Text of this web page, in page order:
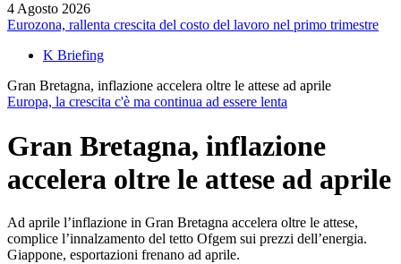
4 Agosto 2026
Eurozona, rallenta crescita del costo del lavoro nel primo trimestre
K Briefing
Gran Bretagna, inflazione accelera oltre le attese ad aprile
Europa, la crescita c'è ma continua ad essere lenta
Gran Bretagna, inflazione
accelera oltre le attese ad aprile
Ad aprile l’inflazione in Gran Bretagna accelera oltre le attese,
complice l’innalzamento del tetto Ofgem sui prezzi dell’energia.
Giappone, esportazioni frenano ad aprile.